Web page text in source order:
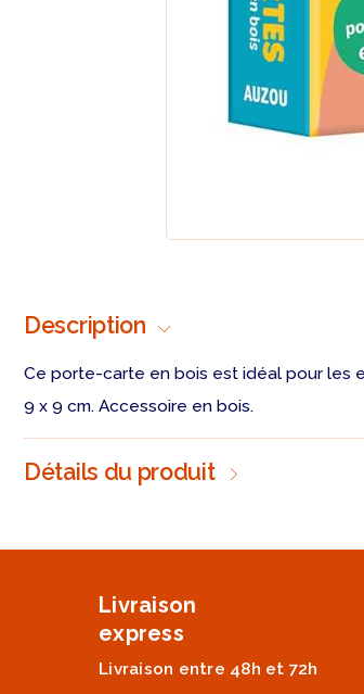
Description
Ce porte-carte en bois est idéal pour les
9 x 9 cm. Accessoire en bois.
Détails du produit
Livraison
express
Livraison entre 48h et 72h